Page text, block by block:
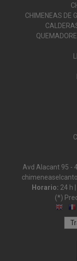
CHIMENEAS DE
Avd Alacant 95 -
Horario: 24 h |
(*)